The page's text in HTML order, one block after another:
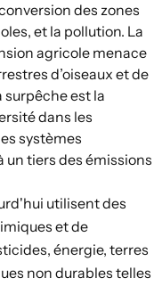
des zones
et la pollution. La
agricole menace
d’oiseaux et de
est la
dans les
systèmes
un tiers des émissions
utilisent des
et de
énergie, terres
non durables telles